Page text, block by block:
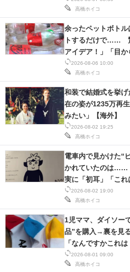
スマホと通信の最新トレンド
進化するPCとデバイスの未来
好きが集まる 比べて選べる
ビジネスと働き方のヒント
AI活用のいまが分かる
企業ITのトレンドを詳説
経営リーダーのコミュニティ
マーケ×ITの今がよく分かる
ITエンジニア向け専門サイト
企業向けIT製品の総合サイト
IT製品の技術・比較・事例
製造業のIT導入・活用を支援
モノづくり技術者専門サイト
高橋ホイコ
2026-08-06 10:00
高橋ホイコ
余ったペットボト
トするだけで……
アイデア！」「目か
2026-08-02 19:25
高橋ホイコ
和装で結婚式を挙
在の姿が1235万再
みたい」【海外】
2026-08-02 19:00
高橋ホイコ
電車内で見かけた“
かれていたのは……
実に「初耳」「これ
2026-08-01 09:00
高橋ホイコ
1児ママ、ダイソー
品”を購入→裏を
「なんですかこれ